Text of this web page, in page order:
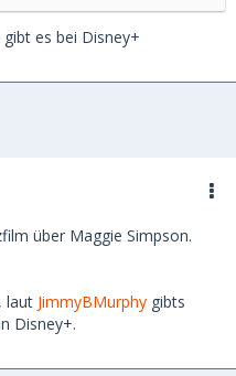
es bei Disney+
über Maggie Simpson.
laut JimmyBMurphy gibts
Disney+.